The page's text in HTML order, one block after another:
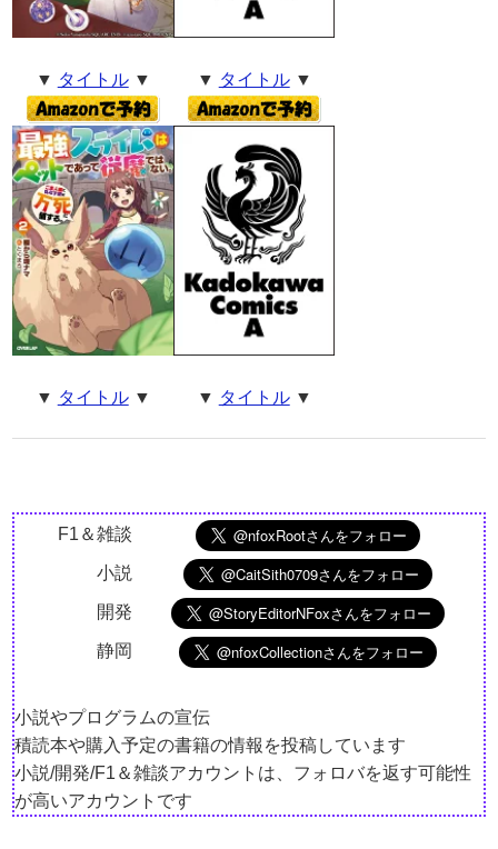
▼ タイトル▼ ▼ タイトル▼
▼ タイトル▼ ▼ タイトル▼
F1＆雑談
小説
開発
静岡
小説やプログラムの宣伝
積読本や購入予定の書籍の情報を投稿しています
小説/開発/F1＆雑談アカウントは、フォロバを返す可能性
が高いアカウントです